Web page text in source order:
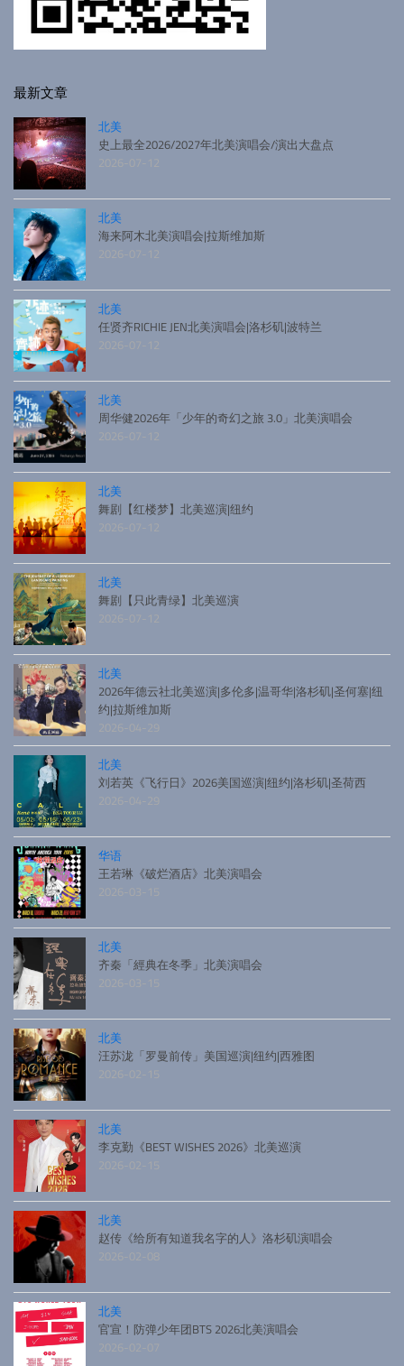
最新文章
北美
史上最全2026/2027年北美演唱会/演出大盘点
2026-07-12
北美
海来阿木北美演唱会|拉斯维加斯
2026-07-12
北美
任贤齐RICHIE JEN北美演唱会|洛杉矶|波特兰
2026-07-12
北美
周华健2026年「少年的奇幻之旅 3.0」北美演唱会
2026-07-12
北美
舞剧【红楼梦】北美巡演|纽约
2026-07-12
北美
舞剧【只此青绿】北美巡演
2026-07-12
北美
2026年德云社北美巡演|多伦多|温哥华|洛杉矶|圣何塞|纽
约|拉斯维加斯
2026-04-29
北美
刘若英《飞行日》2026美国巡演|纽约|洛杉矶|圣荷西
2026-04-29
华语
王若琳《破烂酒店》北美演唱会
2026-03-15
北美
齐秦「經典在冬季」北美演唱会
2026-03-15
北美
汪苏泷「罗曼前传」美国巡演|纽约|西雅图
2026-02-15
北美
李克勤《BEST WISHES 2026》北美巡演
2026-02-15
北美
赵传《给所有知道我名字的人》洛杉矶演唱会
2026-02-08
北美
官宣！防弹少年团BTS 2026北美演唱会
2026-02-07